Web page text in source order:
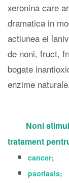
xeronina care
dramatica in
actiunea ei
de noni, fruct,
bogate
enzime
Noni
tratament
cancer;
psoriasis;